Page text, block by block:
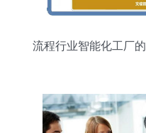
流程行业智能化工厂